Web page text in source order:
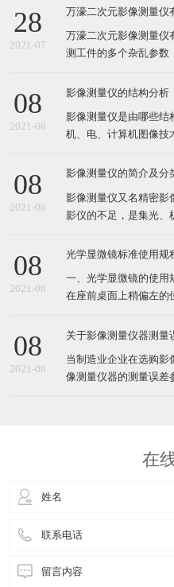
号。下面介绍高精度万
量，不仅与投影灯泡的
影响也关系较大
28
2021-07
万濠二次元影像测量仪
万濠二次元影像测量仪
测工件的多个杂乱参数
元影像测量仪测量工件
濠二次元影像测量仪测
零件。下面给我们解说
08
2021-06
影像测量仪的结构分析
影像测量仪是由哪些结
机、电、计算机图像技
源、电控系统和计算机等。 影像测量仪一般分
二次元影像测量仪、
类影像测
08
2021-06
影像测量仪的简介及分
影像测量仪又名精密影
影仪的不足，是集光、
待测物体进行高倍率光
各种复杂工件的轮廓
特别是精密零
08
2021-06
光学显微镜标准使用规
一、光学显微镜的使用规程 (一)实验时要把
在座前桌面上稍偏左的
转动物镜转换器，使低
左眼注视目镜内，接
08
2021-06
关于影像测量仪器测量
当制造业企业在选购影
像测量仪器的测量误差
在